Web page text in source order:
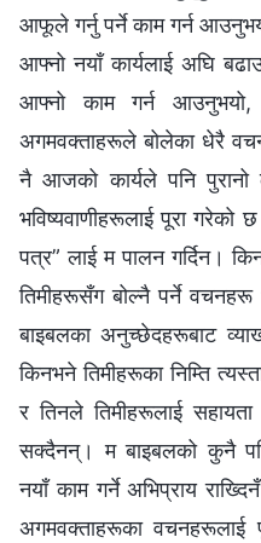
आफूले गर्नु पर्ने काम गर्न
आफ्‍नो नयाँ कार्यलाई अघि
आफ्‍नो काम गर्न आउनुभयो,
अगमवक्ताहरूले बोलेका धेरै
नै आजको कार्यले पनि पुरानो
भविष्यवाणीहरूलाई पूरा गरेको
पत्र” लाई म पालन गर्दिन।
तिमीहरूसँग बोल्‍नै पर्ने
बाइबलका अनुच्‍छेदहरूबाट
किनभने तिमीहरूका निम्ति
र तिनले तिमीहरूलाई सहायता
सक्दैनन्। म बाइबलको कुनै
नयाँ काम गर्ने अभिप्राय
अगमवक्ताहरूका वचनहरूलाई